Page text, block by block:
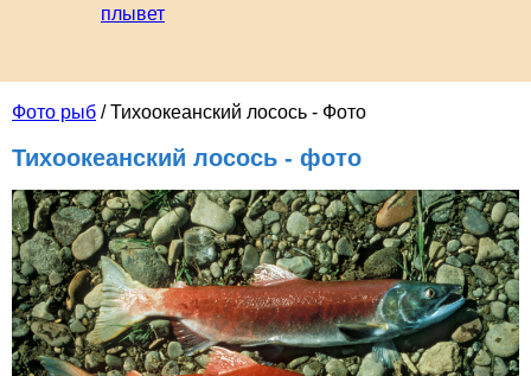
Фото рыб / Тихоокеанский лосось - Фото
Тихоокеанский лосось - фото
плывет